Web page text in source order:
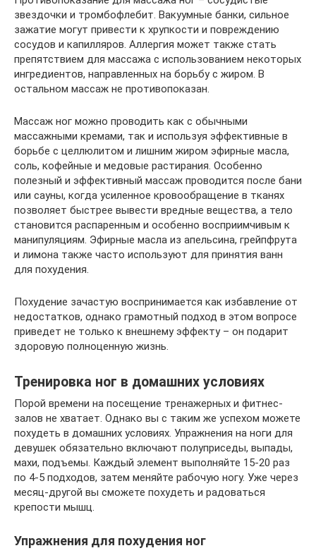
звездочки и тромбофлебит. Вакуумные банки, сильное
зажатие могут привести к хрупкости и повреждению
сосудов и капилляров. Аллергия может также стать
препятствием для массажа с использованием некоторых
ингредиентов, направленных на борьбу с жиром. В
остальном массаж не противопоказан.
Массаж ног можно проводить как с обычными
массажными кремами, так и используя эффективные в
борьбе с целлюлитом и лишним жиром эфирные масла,
соль, кофейные и медовые растирания. Особенно
полезный и эффективный массаж проводится после бани
или сауны, когда усиленное кровообращение в тканях
позволяет быстрее вывести вредные вещества, а тело
становится распаренным и особенно восприимчивым к
манипуляциям. Эфирные масла из апельсина, грейпфрута
и лимона также часто используют для принятия ванн
для похудения.
Похудение зачастую воспринимается как избавление от
недостатков, однако грамотный подход в этом вопросе
приведет не только к внешнему эффекту – он подарит
здоровую полноценную жизнь.
Тренировка ног в домашних условиях
Порой времени на посещение тренажерных и фитнес-
залов не хватает. Однако вы с таким же успехом можете
похудеть в домашних условиях. Упражнения на ноги для
девушек обязательно включают полуприседы, выпады,
махи, подъемы. Каждый элемент выполняйте 15-20 раз
по 4-5 подходов, затем меняйте рабочую ногу. Уже через
месяц-другой вы сможете похудеть и радоваться
крепости мышц.
Упражнения для похудения ног